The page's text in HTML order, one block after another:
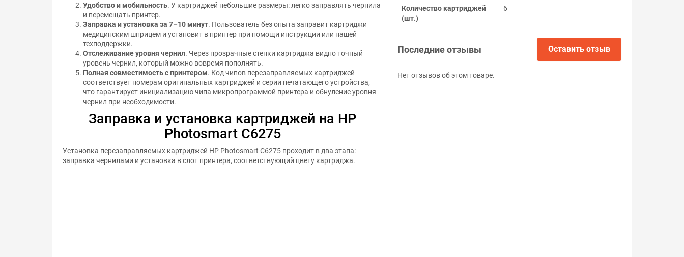
Удобство и мобильность. У картриджей небольшие размеры: легко заправлять чернила
и перемещать принтер.
Заправка и установка за 7–10 минут. Пользователь без опыта заправит картриджи
медицинским шприцем и установит в принтер при помощи инструкции или нашей
техподдержки.
Отслеживание уровня чернил. Через прозрачные стенки картриджа видно точный
уровень чернил, который можно вовремя пополнять.
Полная совместимость с принтером. Код чипов перезаправляемых картриджей
соответствует номерам оригинальных картриджей и серии печатающего устройства,
что гарантирует инициализацию чипа микропрограммой принтера и обнуление уровня
чернил при необходимости.
Заправка и установка картриджей на HP
Photosmart C6275
Установка перезаправляемых картриджей HP Photosmart C6275 проходит в два этапа:
заправка чернилами и установка в слот принтера, соответствующий цвету картриджа.
Количество картриджей
(шт.)
6
Последние отзывы Оставить отзыв
Нет отзывов об этом товаре.